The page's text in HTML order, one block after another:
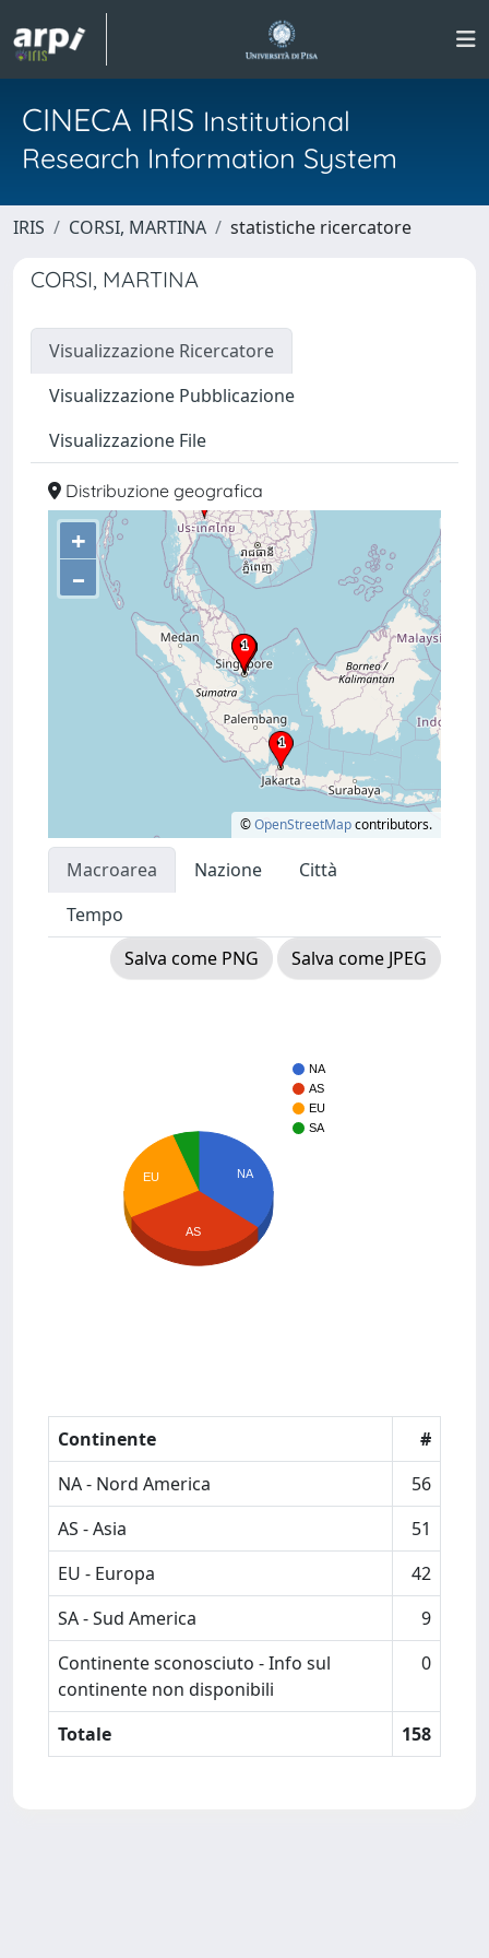
CINECA IRIS Institutional
Research Information System
IRIS CORSI, MARTINA statistiche ricercatore
CORSI, MARTINA
Visualizzazione Ricercatore
Visualizzazione Pubblicazione
Visualizzazione File
Distribuzione geografica
+
–
©OpenStreetMapcontributors.
Macroarea Nazione
Città
Tempo
Salva come PNG
Salva come JPEG
NA
AS
EU
SA
NA
EU
AS
Continente
#
NA - Nord America
56
AS - Asia
51
EU - Europa
42
SA - Sud America
9
Continente sconosciuto - Info sul
continente non disponibili
0
Totale 158